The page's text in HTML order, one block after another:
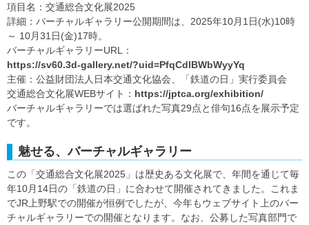
項目名：交通総合文化展2025
詳細：バーチャルギャラリー公開期間は、2025年10月1日(水)10時
～ 10月31日(金)17時。
バーチャルギャラリーURL：
https://sv60.3d-gallery.net/?uid=PfqCdlBWbWyyYq
主催：公益財団法人日本交通文化協会、「鉄道の日」実行委員会
交通総合文化展WEBサイト： https://jptca.org/exhibition/
バーチャルギャラリーでは選ばれた写真29点と俳句16点を展示予定
です。
魅せる、バーチャルギャラリー
この「交通総合文化展2025」は歴史ある文化展で、年間を通じて毎
年10月14日の「鉄道の日」に合わせて開催されてきました。これま
でJR上野駅での開催が恒例でしたが、今年もウェブサイト上のバー
チャルギャラリーでの開催となります。なお、公募した写真部門で